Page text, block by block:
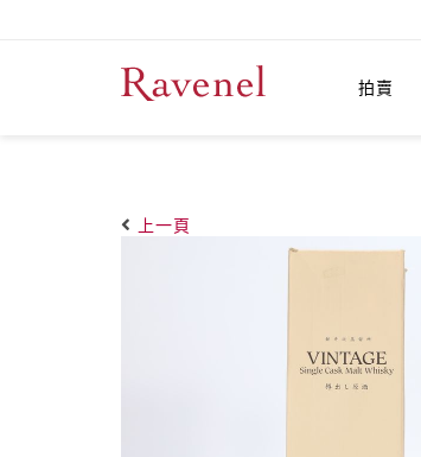
拍賣
上一頁